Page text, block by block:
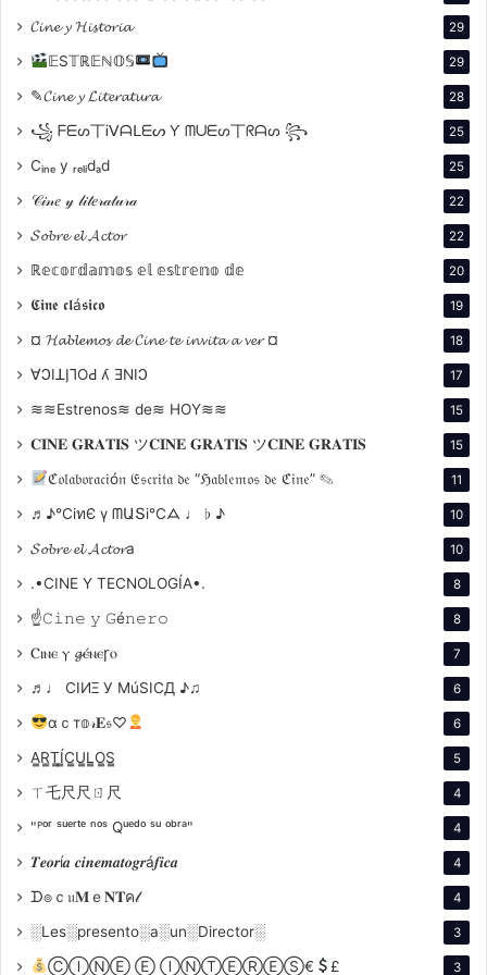
Por lo tanto, el festival se financiará con una
combinación de fondos municipales y privados,
aunque los patrocinadores privados aún no se han
Inscripción Pagada para
Participar
Antes de hablar de la calidad e interesante variedad
de películas que se presentarán en este reorganizado
para la participación de los films: la inscripción
pagada.
Costos de Inscripción en Festivales de Cine
inscripción que varían entre 50 y 150 euros, aunque
algunos pueden ser más económicos, costando hasta
70 euros. Para cineastas independientes, estos
costos pueden ser significativos, ya que inscribir una
internacionales. Aunque no todos los festivales tienen
costos, los más reconocidos sí los aplican, lo que
ayuda a gestionar la gran cantidad de material que
reciben. A pesar de la competencia, estos festivales
contactos en la industria.
𝓒𝓲𝓷𝓮 𝔂 𝓗𝓲𝓼𝓽𝓸𝓻𝓲𝓪 29
𝔼S𝕋ℝ𝔼ℕ𝕆𝕊 29
✎𝓒𝓲𝓷𝓮 𝔂 𝓛𝓲𝓽𝓮𝓻𝓪𝓽𝓾𝓻𝓪 28
꧁ ᖴᗴᔕ丅Ꭵᐯᗩᒪᗴᔕ Ƴ ᗰᑌᗴᔕ丅ᖇᗩᔕ ꧂ 25
Cᵢₙₑ y ᵣₑₗᵢdₐd 25
𝒞𝒾𝓃𝑒 𝓎 𝓁𝒾𝓉𝑒𝓇𝒶𝓉𝓊𝓇𝒶 22
𝓢𝓸𝓫𝓻𝓮 𝓮𝓵 𝓐𝓬𝓽𝓸𝓻 22
ℝ𝕖𝕔𝕠𝕣𝕕𝕒𝕞𝕠𝕤 𝕖𝕝 𝕖𝕤𝕥𝕣𝕖𝕟𝕠 𝕕𝕖 20
𝕮𝖎𝖓𝖊 𝖈𝖑á𝖘𝖎𝖈𝖔 19
¤ 𝓗𝓪𝓫𝓵𝓮𝓶𝓸𝓼 𝓭𝓮 𝓒𝓲𝓷𝓮 𝓽𝓮 𝓲𝓷𝓿𝓲𝓽𝓪 𝓪 𝓿𝓮𝓻 ¤ 18
∀ϽIꓕI̗⅂OԀ ʎ ƎNIϽ 17
≋≋Estrenos≋ de≋ HOY≋≋ 15
𝐂𝐈𝐍𝐄 𝐆𝐑𝐀𝐓𝐈𝐒 ツ𝐂𝐈𝐍𝐄 𝐆𝐑𝐀𝐓𝐈𝐒 ツ𝐂𝐈𝐍𝐄 𝐆𝐑𝐀𝐓𝐈𝐒 15
ℭ𝔬𝔩𝔞𝔟𝔬𝔯𝔞𝔠𝔦ó𝔫 𝔈𝔰𝔠𝔯𝔦𝔱𝔞 𝔡𝔢 “ℌ𝔞𝔟𝔩𝔢𝔪𝔬𝔰 𝔡𝔢 ℭ𝔦𝔫𝔢” ✎ 11
♬♪℃іทЄ ү ᗰԱՏі℃ᗋ ♩ ♭ ♪ 10
𝓢𝓸𝓫𝓻𝓮 𝓮𝓵 𝓐𝓬𝓽𝓸𝓻a 10
.•CINE Y TECNOLOGÍA•. 8
☝𝙲𝚒𝚗𝚎 𝚢 𝙶é𝚗𝚎𝚛𝚘 8
Ⲥⲓⲛⲉ ⲩ 𝓰ⲉ́ⲛⲉꞅⲟ 7
♬♩ CIИΞ У MúSICД ♪♫ 6
αｃт𝕠𝓇𝐄𝔰♡ 6
A̳R̳T̳Í̳C̳U̳L̳O̳S̳ 5
ㄒ乇尺尺ㄖ尺 4
"ᴾᵒʳ ˢᵘᵉʳᵗᵉ ⁿᵒˢ Qᵘᵉᵈᵒ ˢᵘ ᵒᵇʳᵃ" 4
𝑻𝒆𝒐𝒓í𝒂 𝒄𝒊𝒏𝒆𝒎𝒂𝒕𝒐𝒈𝒓á𝒇𝒊𝒄𝒂 4
ᗪ๏ｃ𝔲𝐌ｅ𝐍𝐓ค𝓁 4
░Les░presento░a░un░Director░ 3
ⒸⒾⓃⒺ Ⓔ ⒾⓃⓉⒺⓇⒺⓈ€ £ 3